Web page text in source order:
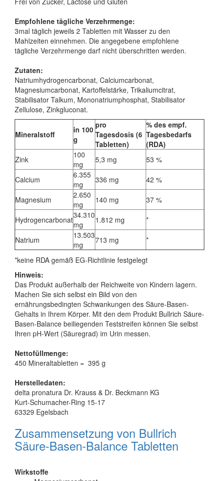
Empfohlene tägliche Verzehrmenge:
3mal täglich jeweils 2 Tabletten mit Wasser zu den
Mahlzeiten einnehmen. Die angegebene empfohlene
tägliche Verzehrmenge darf nicht überschritten werden.
Zutaten:
Natriumhydrogencarbonat, Calciumcarbonat,
Magnesiumcarbonat, Kartoffelstärke, Trikaliumcitrat,
Stabilisator Talkum, Mononatriumphosphat, Stabilisator
Zellulose, Zinkgluconat.
Mineralstoff
in 100
g
pro
Tagesdosis (6
Tabletten)
% des empf.
Tagesbedarfs
(RDA)
Zink
100
mg
5,3 mg 53 %
Calcium
6.355
mg
336 mg 42 %
Magnesium
2.650
mg
140 mg 37 %
Hydrogencarbonat34.310
mg
1.812 mg *
Natrium
13.503
mg
713 mg *
*keine RDA gemäß EG-Richtlinie festgelegt
Hinweis:
Das Produkt außerhalb der Reichweite von Kindern lagern.
Machen Sie sich selbst ein Bild von den
ernährungsbedingten Schwankungen des Säure-Basen-
Gehalts in Ihrem Körper. Mit den dem Produkt Bullrich Säure-
Basen-Balance beiliegenden Teststreifen können Sie selbst
Ihren pH-Wert (Säuregrad) im Urin messen.
Nettofüllmenge:
450 Mineraltabletten = 395 g
Herstelledaten:
delta pronatura Dr. Krauss & Dr. Beckmann KG
Kurt-Schumacher-Ring 15-17
63329 Egelsbach
Zusammensetzung von Bullrich
Säure-Basen-Balance Tabletten
Wirkstoffe